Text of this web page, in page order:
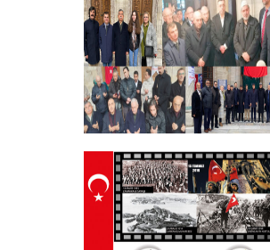
+
Tüm Şehitlerimizi Anma Programı
Düzenledik
+